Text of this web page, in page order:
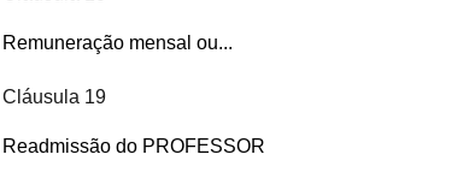
Remuneração mensal ou...
Cláusula 19
Readmissão do PROFESSOR